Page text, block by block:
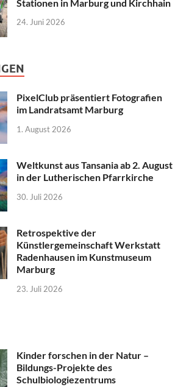
Stationen in Marburg und Kirchhain
24. Juni 2026
PixelClub präsentiert Fotografien
im Landratsamt Marburg
1. August 2026
Weltkunst aus Tansania ab 2. August
in der Lutherischen Pfarrkirche
30. Juli 2026
Retrospektive der
Künstlergemeinschaft Werkstatt
Radenhausen im Kunstmuseum
Marburg
23. Juli 2026
Kinder forschen in der Natur –
Bildungs-Projekte des
Schulbiologiezentrums